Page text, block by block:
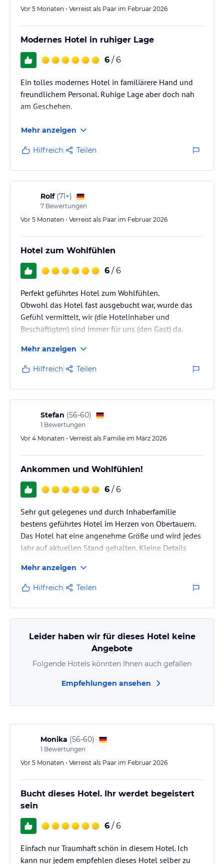
Vor 5 Monaten • Verreist als Paar im Februar 2026
Modernes Hotel in ruhiger Lage
6 / 6
Ein tolles modernes Hotel in familiärere Hand und
freundlichem Personal. Ruhige Lage aber doch nah
am Geschehen.
Mehr anzeigen
Hilfreich Teilen
Rolf (71+)
7 Bewertungen
Vor 5 Monaten • Verreist als Paar im Februar 2026
Hotel zum Wohlfühlen
6 / 6
Perfekt geführtes Hotel zum Wohlfühlen.
Obwohl das Hotel fast ausgebucht war, wurde das
Gefühl vermittelt, wir (die Hotelinhaber und
Beschäftigten) sind immer für uns (den Gast) da.
besuchen möchte, ist beim optionale Angebot,
abends im Hotel zu essen, sehr gut aufgehoben.
Zum entspannen ist das vorhandene Saunaangebot
voll ausreichend.
Mehr anzeigen
Hilfreich Teilen
Stefan (56-60)
1 Bewertungen
Vor 4 Monaten • Verreist als Familie im März 2026
Ankommen und Wohlfühlen!
6 / 6
Sehr gut gelegenes und durch Inhaberfamilie
bestens geführtes Hotel im Herzen von Obertauern.
Das Hotel hat eine angenehme Größe und wird jedes
Jahr auf aktuellen Stand gehalten. Kleine Details
Mehr anzeigen
Hilfreich Teilen
Leider haben wir für dieses Hotel keine
Angebote
Folgende Hotels könnten Ihnen auch gefallen
Empfehlungen ansehen
Monika (56-60)
1 Bewertungen
Vor 5 Monaten • Verreist als Paar im Februar 2026
Bucht dieses Hotel. Ihr werdet begeistert
sein
6 / 6
Einfach nur Traumhaft schön in diesem Hotel. Ich
kann nur jedem empfehlen dieses Hotel selber zu